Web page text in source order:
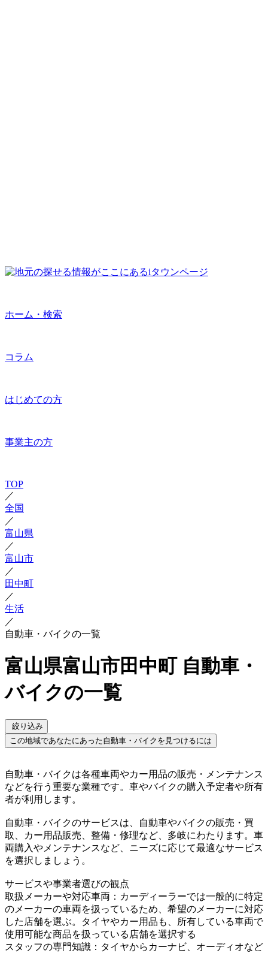
ホーム・検索
コラム
はじめての方
事業主の方
TOP
／
全国
／
富山県
／
富山市
／
田中町
／
生活
／
自動車・バイクの一覧
富山県富山市田中町 自動車・
バイクの一覧
絞り込み
この地域であなたにあった自動車・バイクを見つけるには
自動車・バイクは各種車両やカー用品の販売・メンテナンス
などを行う重要な業種です。車やバイクの購入予定者や所有
者が利用します。
自動車・バイクのサービスは、自動車やバイクの販売・買
取、カー用品販売、整備・修理など、多岐にわたります。車
両購入やメンテナンスなど、ニーズに応じて最適なサービス
を選択しましょう。
サービスや事業者選びの観点
取扱メーカーや対応車両：カーディーラーでは一般的に特定
のメーカーの車両を扱っているため、希望のメーカーに対応
した店舗を選ぶ。タイヤやカー用品も、所有している車両で
使用可能な商品を扱っている店舗を選択する
スタッフの専門知識：タイヤからカーナビ、オーディオなど